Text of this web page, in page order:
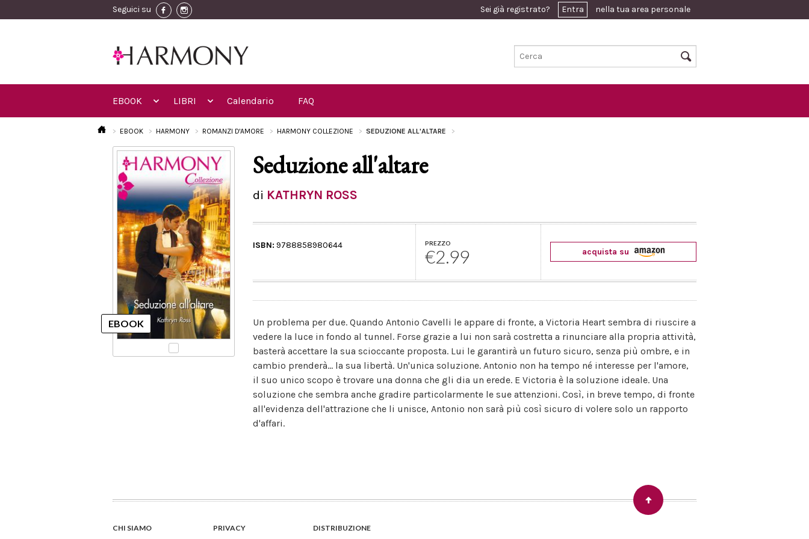
Seguici su Sei già registrato? Entra nella tua area personale
EBOOK LIBRI Calendario FAQ
EBOOK HARMONY ROMANZI D'AMORE HARMONY COLLEZIONE SEDUZIONE ALL'ALTARE
Seduzione all'altare
di KATHRYN ROSS
ISBN: 9788858980644 PREZZO
€2.99 acquista su
Un problema per due. Quando Antonio Cavelli le appare di fronte, a Victoria Heart sembra di riuscire a
vedere la luce in fondo al tunnel. Forse grazie a lui non sarà costretta a rinunciare alla propria attività,
basterà accettare la sua scioccante proposta. Lui le garantirà un futuro sicuro, senza più ombre, e in
cambio prenderà... la sua libertà. Un'unica soluzione. Antonio non ha tempo né interesse per l'amore,
il suo unico scopo è trovare una donna che gli dia un erede. E Victoria è la soluzione ideale. Una
soluzione che sembra anche gradire particolarmente le sue attenzioni. Così, in breve tempo, di fronte
all'evidenza dell'attrazione che li unisce, Antonio non sarà più così sicuro di volere solo un rapporto
d'affari.
CHI SIAMO
PRIVACY
DISTRIBUZIONE